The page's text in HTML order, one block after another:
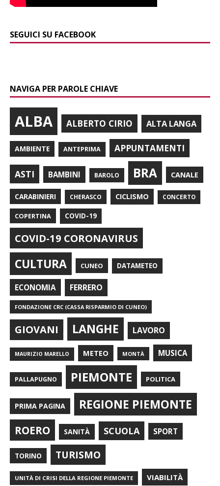
SEGUICI SU FACEBOOK
NAVIGA PER PAROLE CHIAVE
ALBA ALBERTO CIRIO ALTA LANGA
AMBIENTE ANTEPRIMA APPUNTAMENTI
ASTI BAMBINI BAROLO BRA CANALE
CARABINIERI CHERASCO CICLISMO CONCERTO
COPERTINA COVID-19
COVID-19 CORONAVIRUS
CULTURA CUNEO DATAMETEO
ECONOMIA FERRERO
FONDAZIONE CRC (CASSA RISPARMIO DI CUNEO)
GIOVANI LANGHE LAVORO
MAURIZIO MARELLO METEO MONTÀ MUSICA
PALLAPUGNO PIEMONTE POLITICA
PRIMA PAGINA REGIONE PIEMONTE
ROERO SANITÀ SCUOLA SPORT
TORINO TURISMO
UNITÀ DI CRISI DELLA REGIONE PIEMONTE VIABILITÀ